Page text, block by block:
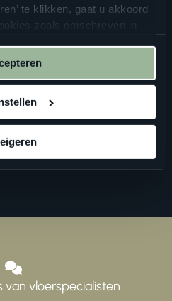
te klikken, gaat u akkoord
zoals omschreven in
in de buurt
van vloerspecialisten